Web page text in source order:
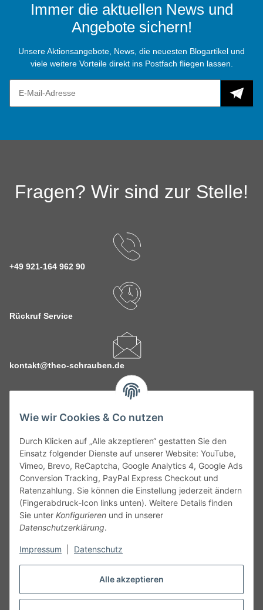
Alle akzeptieren
Wie wir Cookies & Co nutzen
Durch Klicken auf „Alle akzeptieren“ gestatten Sie den
Einsatz folgender Dienste auf unserer Website: YouTube,
Vimeo, Brevo, ReCaptcha, Google Analytics 4, Google Ads
Conversion Tracking, PayPal Express Checkout und
Ratenzahlung. Sie können die Einstellung jederzeit ändern
(Fingerabdruck-Icon links unten). Weitere Details finden
Sie unter Konfigurieren und in unserer
Datenschutzerklärung.
Impressum Datenschutz
Immer die aktuellen News und
Angebote sichern!
Unsere Aktionsangebote, News, die neuesten Blogartikel und
viele weitere Vorteile direkt ins Postfach fliegen lassen.
Fragen? Wir sind zur Stelle!
+49 921-164 962 90
Rückruf Service
kontakt@theo-schrauben.de
Service
Gesetzliche Informationen
Alle technischen Angaben ohne Gewähr. Irrtümer und fehlerhafte
Angaben vorbehalten. Wenn Sie Datenblätter oder spezielle
unseren Kundenservice. Abbildungen der Artikel können
Vertrag widerrufen